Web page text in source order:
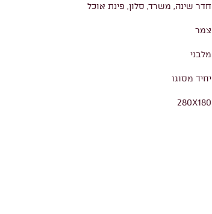
חדר שינה, משרד, סלון, פינת אוכל
צמר
מלבני
יחיד מסוגו
280X180